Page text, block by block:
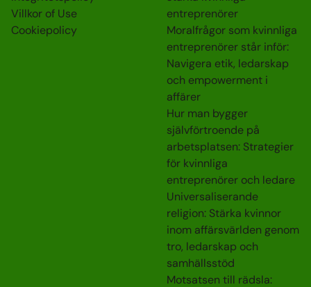
Villkor of Use
Cookiepolicy
entreprenörer
Moralfrågor som kvinnliga
entreprenörer står inför:
Navigera etik, ledarskap
och empowerment i
affärer
Hur man bygger
självförtroende på
arbetsplatsen: Strategier
för kvinnliga
entreprenörer och ledare
Universaliserande
religion: Stärka kvinnor
inom affärsvärlden genom
tro, ledarskap och
samhällsstöd
Motsatsen till rädsla: